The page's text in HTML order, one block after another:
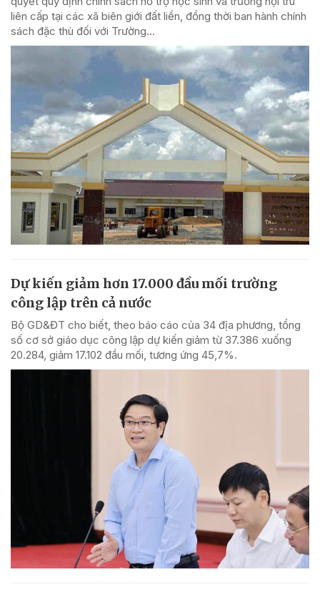
liên cấp tại các xã biên giới đất liền, đồng thời ban hành chính
sách đặc thù đối với Trường...
Dự kiến giảm hơn 17.000 đầu mối trường
công lập trên cả nước
Bộ GD&ĐT cho biết, theo báo cáo của 34 địa phương, tổng
số cơ sở giáo dục công lập dự kiến giảm từ 37.386 xuống
20.284, giảm 17.102 đầu mối, tương ứng 45,7%.